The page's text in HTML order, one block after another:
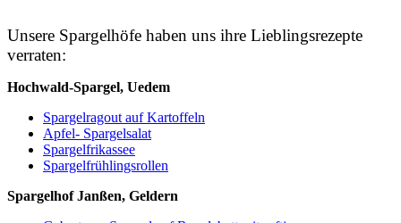
Unsere Spargelhöfe haben uns ihre Lieblingsrezepte
verraten:
Hochwald-Spargel, Uedem
Spargelragout auf Kartoffeln
Apfel- Spargelsalat
Spargelfrikassee
Spargelfrühlingsrollen
Spargelhof Janßen, Geldern